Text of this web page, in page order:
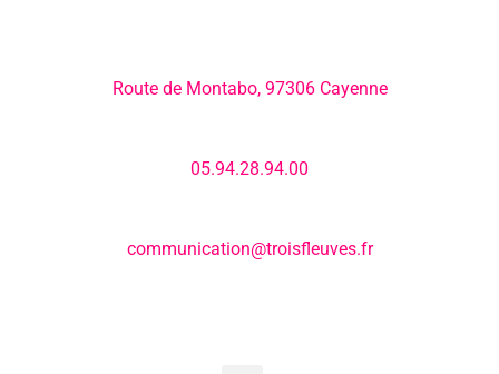
Route de Montabo, 97306 Cayenne
05.94.28.94.00
communication@troisfleuves.fr